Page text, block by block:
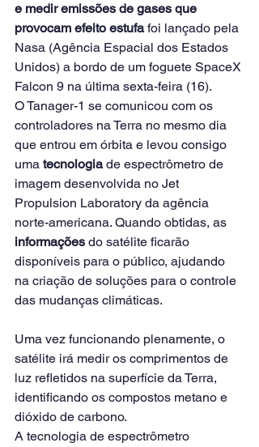
e medir emissões de gases que
provocam efeito estufa foi lançado pela
Nasa (Agência Espacial dos Estados
Unidos) a bordo de um foguete SpaceX
Falcon 9 na última sexta-feira (16).
O Tanager-1 se comunicou com os
controladores na Terra no mesmo dia
que entrou em órbita e levou consigo
uma tecnologia de espectrômetro de
imagem desenvolvida no Jet
Propulsion Laboratory da agência
norte-americana. Quando obtidas, as
informações do satélite ficarão
disponíveis para o público, ajudando
na criação de soluções para o controle
das mudanças climáticas.
Uma vez funcionando plenamente, o
satélite irá medir os comprimentos de
luz refletidos na superfície da Terra,
identificando os compostos metano e
dióxido de carbono.
A tecnologia de espectrômetro